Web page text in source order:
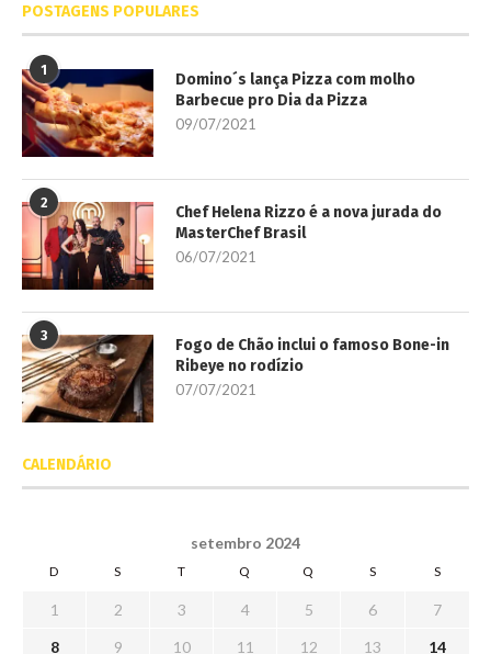
POSTAGENS POPULARES
1
Domino´s lança Pizza com molho
Barbecue pro Dia da Pizza
09/07/2021
2
Chef Helena Rizzo é a nova jurada do
MasterChef Brasil
06/07/2021
3
Fogo de Chão inclui o famoso Bone-in
Ribeye no rodízio
07/07/2021
CALENDÁRIO
setembro 2024
D S T Q Q S S
1 2 3 4 5 6
7
8
9 10 11 12 13 14